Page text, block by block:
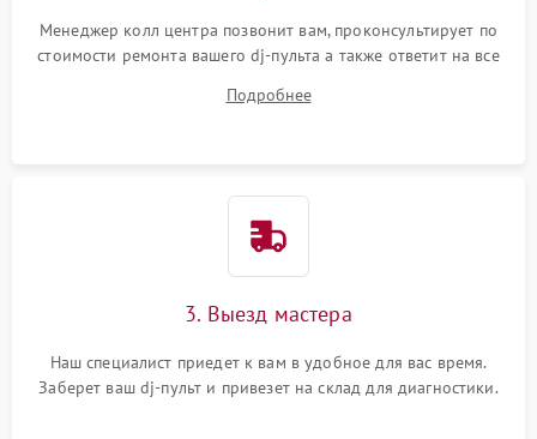
Менеджер колл центра позвонит вам, проконсультирует по
стоимости ремонта вашего dj-пульта а также ответит на все
Подробнее
3. Выезд мастера
Наш специалист приедет к вам в удобное для вас время.
Заберет ваш dj-пульт и привезет на склад для диагностики.